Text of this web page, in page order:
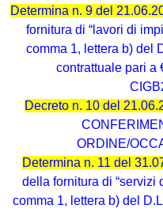
Determina n. 9 del
fornitura di “lavori di
comma 1, lettera b) del
contrattuale pari a
Decreto n. 10 del
ORDINE/
Determina n. 11 del
della fornitura di “servizi
comma 1, lettera b) del